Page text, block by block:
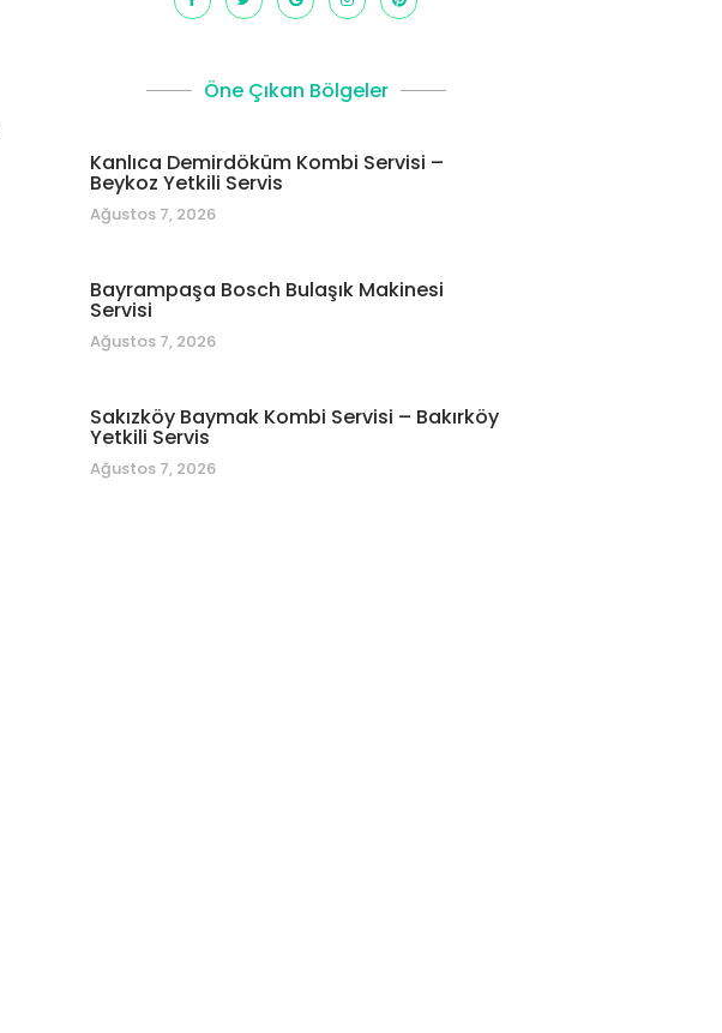
Öne Çıkan Bölgeler
Kanlıca Demirdöküm Kombi Servisi –
Beykoz Yetkili Servis
Ağustos 7, 2026
Bayrampaşa Bosch Bulaşık Makinesi
Servisi
Ağustos 7, 2026
Sakızköy Baymak Kombi Servisi – Bakırköy
Yetkili Servis
Ağustos 7, 2026